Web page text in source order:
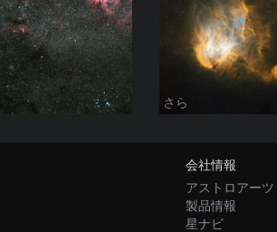
さら
会社情報
アストロアーツ
製品情報
星ナビ